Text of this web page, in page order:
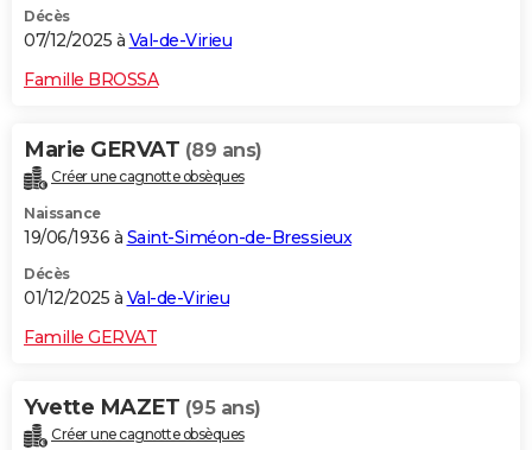
Décès
07/12/2025 à Val-de-Virieu
Famille BROSSA
Marie GERVAT (89 ans)
Créer une cagnotte obsèques
Naissance
19/06/1936 à Saint-Siméon-de-Bressieux
Décès
01/12/2025 à Val-de-Virieu
Famille GERVAT
Yvette MAZET (95 ans)
Créer une cagnotte obsèques